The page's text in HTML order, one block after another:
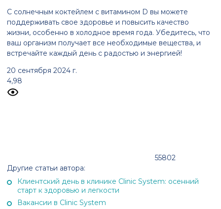
С солнечным коктейлем с витамином D вы можете
поддерживать свое здоровье и повысить качество
жизни, особенно в холодное время года. Убедитесь, что
ваш организм получает все необходимые вещества, и
встречайте каждый день с радостью и энергией!
20 сентября 2024 г.
4,98
55802
Другие статьи автора:
Клиентский день в клинике Clinic System: осенний
старт к здоровью и легкости
Вакансии в Clinic System